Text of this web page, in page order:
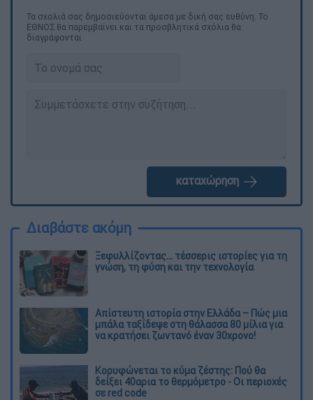
Τα σχολιά σας δημοσιεύονται άμεσα με δική σας ευθύνη. Το
ΕΘΝΟΣ θα παρεμβαίνει και τα προσβλητικά σχόλια θα
διαγράφονται
καταχώρηση
Διαβάστε ακόμη
Ξεφυλλίζοντας... τέσσερις ιστορίες για τη
γνώση, τη φύση και την τεχνολογία
Απίστευτη ιστορία στην Ελλάδα – Πώς μια
μπάλα ταξίδεψε στη θάλασσα 80 μίλια για
να κρατήσει ζωντανό έναν 30χρονο!
Κορυφώνεται το κύμα ζέστης: Πού θα
δείξει 40αρια το θερμόμετρο - Οι περιοχές
σε red code